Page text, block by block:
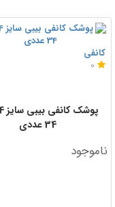
کانفی
0
34 عددی
ناموجود